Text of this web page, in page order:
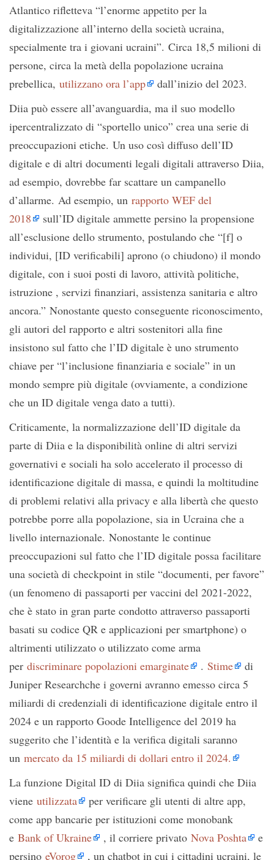
Atlantico rifletteva “l’enorme appetito per la
digitalizzazione all’interno della società ucraina,
specialmente tra i giovani ucraini”. Circa 18,5 milioni di
persone, circa la metà della popolazione ucraina
prebellica, utilizzano ora l’app
dall’inizio del 2023.
Diia può essere all’avanguardia, ma il suo modello
ipercentralizzato di “sportello unico” crea una serie di
preoccupazioni etiche. Un uso così diffuso dell’ID
digitale e di altri documenti legali digitali attraverso Diia,
ad esempio, dovrebbe far scattare un campanello
d’allarme. Ad esempio, un rapporto WEF del
2018
sull’ID digitale ammette persino la propensione
all’esclusione dello strumento, postulando che “[f] o
individui, [ID verificabili] aprono (o chiudono) il mondo
digitale, con i suoi posti di lavoro, attività politiche,
istruzione , servizi finanziari, assistenza sanitaria e altro
ancora.” Nonostante questo conseguente riconoscimento,
gli autori del rapporto e altri sostenitori alla fine
insistono sul fatto che l’ID digitale è uno strumento
chiave per “l’inclusione finanziaria e sociale” in un
mondo sempre più digitale (ovviamente, a condizione
che un ID digitale venga dato a tutti).
Criticamente, la normalizzazione dell’ID digitale da
parte di Diia e la disponibilità online di altri servizi
governativi e sociali ha solo accelerato il processo di
identificazione digitale di massa, e quindi la moltitudine
di problemi relativi alla privacy e alla libertà che questo
potrebbe porre alla popolazione, sia in Ucraina che a
livello internazionale. Nonostante le continue
preoccupazioni sul fatto che l’ID digitale possa facilitare
una società di checkpoint in stile “documenti, per favore”
(un fenomeno di passaporti per vaccini del 2021-2022,
che è stato in gran parte condotto attraverso passaporti
basati su codice QR e applicazioni per smartphone) o
altrimenti utilizzato o utilizzato come arma
per discriminare popolazioni emarginate . Stime
di
Juniper Researchche i governi avranno emesso circa 5
miliardi di credenziali di identificazione digitale entro il
2024 e un rapporto Goode Intelligence del 2019 ha
suggerito che l’identità e la verifica digitali saranno
un mercato da 15 miliardi di dollari entro il 2024.
La funzione Digital ID di Diia significa quindi che Diia
viene utilizzata
per verificare gli utenti di altre app,
come app bancarie per istituzioni come monobank
e Bank of Ukraine , il corriere privato Nova Poshta
e
persino eVorog , un chatbot in cui i cittadini ucraini, le